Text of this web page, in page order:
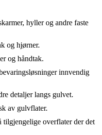
hyller og andre faste
og hjørner.
og håndtak.
innvendig
detaljer langs gulvet.
av gulvflater.
tilgjengelige overflater der det